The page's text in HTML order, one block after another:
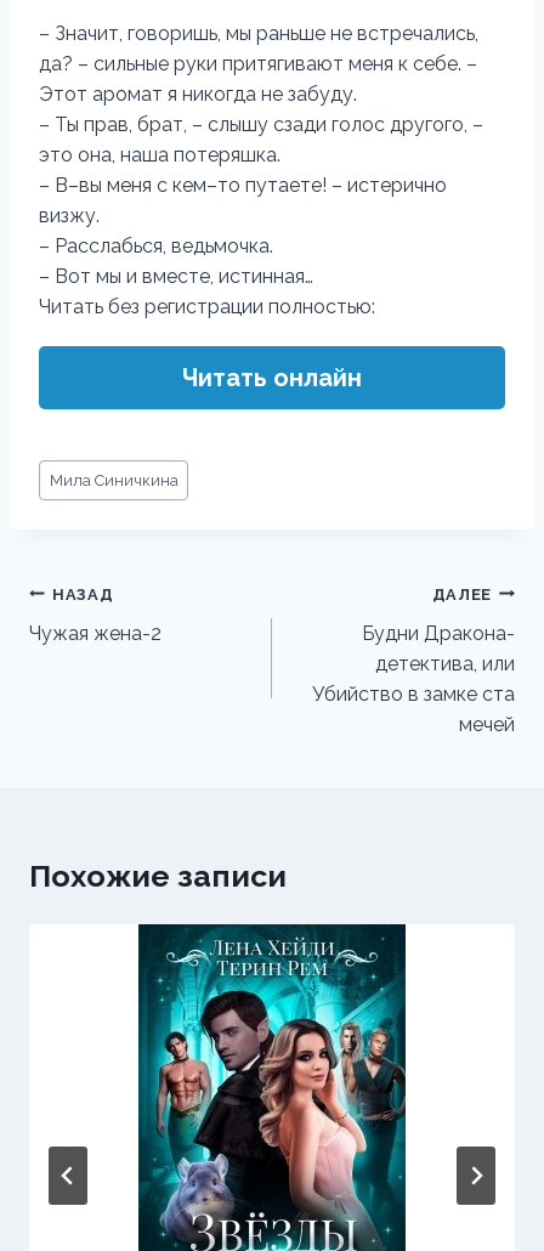
– Значит, говоришь, мы раньше не встречались,
да? – сильные руки притягивают меня к себе. –
Этот аромат я никогда не забуду.
– Ты прав, брат, – слышу сзади голос другого, –
это она, наша потеряшка.
– В–вы меня с кем–то путаете! – истерично
визжу.
– Расслабься, ведьмочка.
– Вот мы и вместе, истинная…
Читать без регистрации полностью:
Читать онлайн
Метки
записи:
Мила Синичкина
Навигация
по
НАЗАД
Чужая жена-2
ДАЛЕЕ
Будни Дракона-
детектива, или
Убийство в замке ста
мечей
Похожие записи